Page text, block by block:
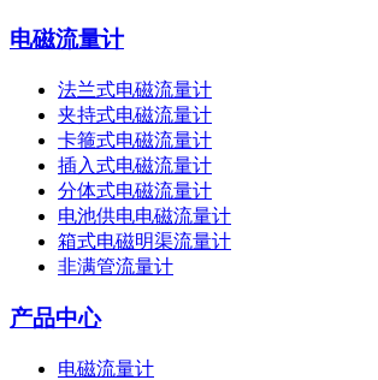
电磁流量计
法兰式电磁流量计
夹持式电磁流量计
卡箍式电磁流量计
插入式电磁流量计
分体式电磁流量计
电池供电电磁流量计
箱式电磁明渠流量计
非满管流量计
产品中心
电磁流量计